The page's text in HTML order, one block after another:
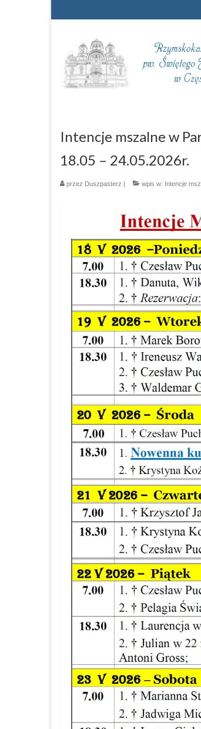
Intencje mszalne w
18.05 – 24.05.2026r.
przez Duszpasterz wpis w: Intencje